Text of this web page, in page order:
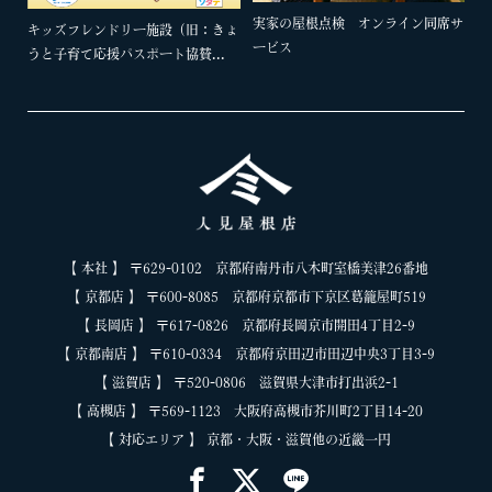
キッズフレンドリー施設（旧：きょ
うと子育て応援パスポート協賛...
実家の屋根点検 オンライン同席サ
ービス
【 本社 】 〒629-0102 京都府南丹市八木町室橋美津26番地
【 京都店 】 〒600-8085 京都府京都市下京区葛籠屋町519
【 長岡店 】 〒617-0826 京都府長岡京市開田4丁目2-9
【 京都南店 】 〒610-0334 京都府京田辺市田辺中央3丁目3-9
【 滋賀店 】 〒520-0806 滋賀県大津市打出浜2-1
【 高槻店 】 〒569-1123 大阪府高槻市芥川町2丁目14-20
【 対応エリア 】 京都・大阪・滋賀他の近畿一円